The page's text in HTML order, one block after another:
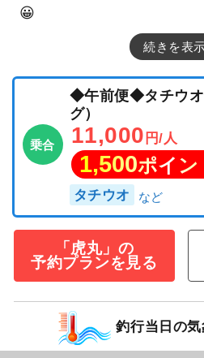
😀
続きを表
乗合
◆午前便◆タチウオ
グ）
11,000 円/人
1,500ポイン
タチウオ
「虎丸」の
予約プランを見る
釣行当日の